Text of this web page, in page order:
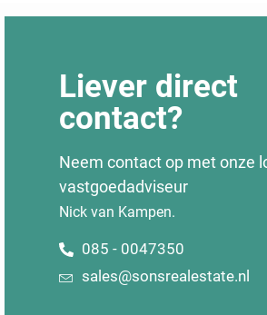
Liever direct
contact?
Neem contact op met onze
vastgoedadviseur
Nick van Kampen.
085 - 0047350
sales@sonsrealestate.nl